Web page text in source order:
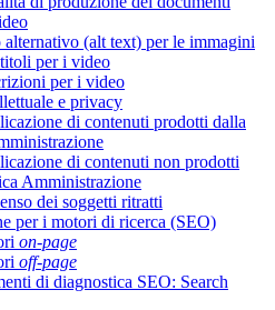
alternativo (alt text) per le immagini
per i video
per i video
e privacy
di contenuti prodotti dalla
di contenuti non prodotti
Amministrazione
dei soggetti ritratti
per i motori di ricerca (SEO)
on-page
off-page
di diagnostica SEO: Search